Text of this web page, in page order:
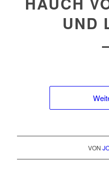
UND
VON